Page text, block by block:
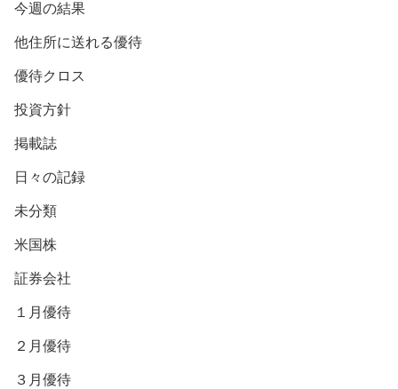
今週の結果
他住所に送れる優待
優待クロス
投資方針
掲載誌
日々の記録
未分類
米国株
証券会社
１月優待
２月優待
３月優待